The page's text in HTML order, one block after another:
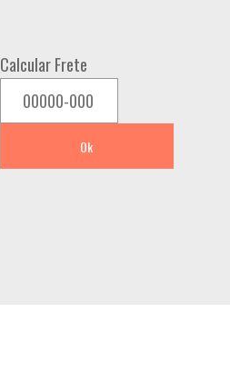
Calcular Frete
Ok